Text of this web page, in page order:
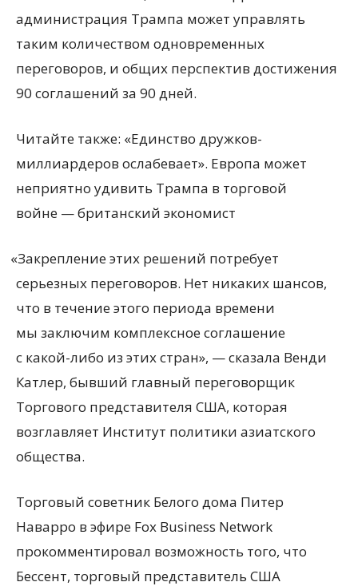
администрация Трампа может управлять
таким количеством одновременных
переговоров, и общих перспектив достижения
90 соглашений за 90 дней.
Читайте также: «Единство дружков-
миллиардеров ослабевает». Европа может
неприятно удивить Трампа в торговой
войне — британский экономист
«Закрепление этих решений потребует
серьезных переговоров. Нет никаких шансов,
что в течение этого периода времени
мы заключим комплексное соглашение
с какой-либо из этих стран», — сказала Венди
Катлер, бывший главный переговорщик
Торгового представителя США, которая
возглавляет Институт политики азиатского
общества.
Торговый советник Белого дома Питер
Наварро в эфире Fox Business Network
прокомментировал возможность того, что
Бессент, торговый представитель США